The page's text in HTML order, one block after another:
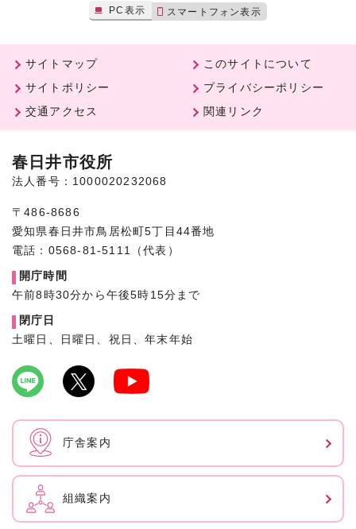
PC表示 スマートフォン表示
サイトマップ
このサイトについて
サイトポリシー
プライバシーポリシー
交通アクセス
関連リンク
春日井市役所
法人番号：1000020232068
〒486-8686
愛知県春日井市鳥居松町5丁目44番地
電話：0568-81-5111（代表）
開庁時間
午前8時30分から午後5時15分まで
閉庁日
土曜日、日曜日、祝日、年末年始
庁舎案内
組織案内